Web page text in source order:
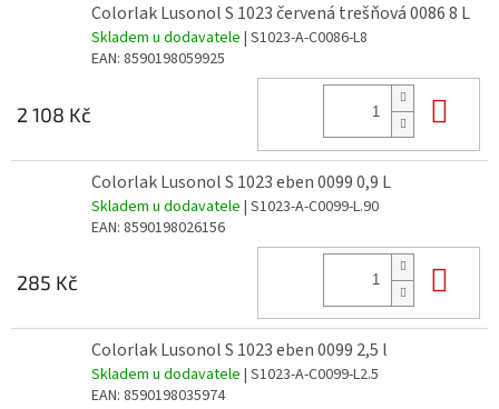
Colorlak Lusonol S 1023 červená trešňová 0086 8 L
Skladem u dodavatele | S1023-A-C0086-L8
EAN: 8590198059925
2 108 Kč
Colorlak Lusonol S 1023 eben 0099 0,9 L
Skladem u dodavatele | S1023-A-C0099-L.90
EAN: 8590198026156
285 Kč
Colorlak Lusonol S 1023 eben 0099 2,5 l
Skladem u dodavatele | S1023-A-C0099-L2.5
EAN: 8590198035974